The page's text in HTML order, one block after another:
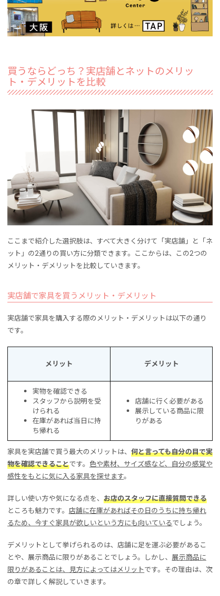
買うならどっち？実店舗とネットのメリッ
ト・デメリットを比較
ここまで紹介した選択肢は、すべて大きく分けて「実店舗」と「ネ
ット」の2通りの買い方に分類できます。ここからは、この2つの
メリット・デメリットを比較していきます。
実店舗で家具を買うメリット・デメリット
実店舗で家具を購入する際のメリット・デメリットは以下の通り
です。
メリット デメリット
実物を確認できる
スタッフから説明を受
けられる
在庫があれば当日に持
ち帰れる
店舗に行く必要がある
展示している商品に限
りがある
家具を実店舗で買う最大のメリットは、 何と言っても自分の目で実
物を確認できることです。 色や素材、サイズ感など、自分の感覚や
感性をもとに気に入る家具を探せます。
詳しい使い方や気になる点を、 お店のスタッフに直接質問できる
ところも魅力です。 店舗に在庫があればその日のうちに持ち帰れ
るため、今すぐ家具が欲しいという方にも向いているでしょう。
デメリットとして挙げられるのは、店舗に足を運ぶ必要があるこ
とや、展示商品に限りがあることでしょう。しかし、 展示商品に
限りがあることは、見方によってはメリットです。その理由は、次
の章で詳しく解説していきます。